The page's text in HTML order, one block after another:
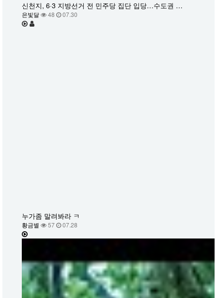
신천지, 6·3 지방선거 전 민주당 집단 입당…수도권 …
은빛달 48 07.30
누가좀 말려봐라 ㅋ
황금별 57 07.28